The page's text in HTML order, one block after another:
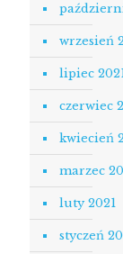
wrzesień
lipiec
czerwiec
kwiecień
marzec
luty 2021
styczeń